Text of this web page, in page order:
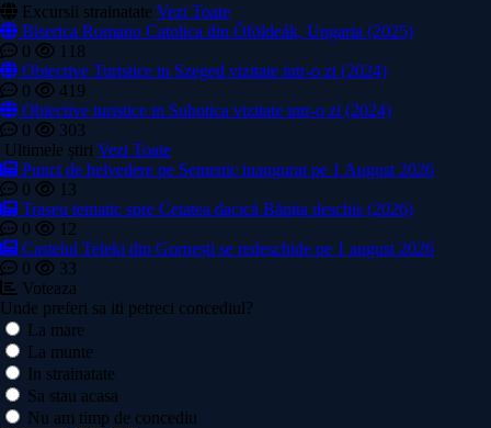
Excursii strainatate Vezi Toate
Biserica Romano Catolica din Óföldeák, Ungaria (2025)
0
118
Obiective Turistice in Szeged vizitate intr-o zi (2024)
0
419
Obiective turistice in Subotica vizitate intr-o zi (2024)
0
303
Ultimele știri Vezi Toate
Punct de belvedere pe Semenic inaugurat pe 1 August 2026
0
13
Traseu tematic spre Cetatea dacică Bănița deschis (2026)
0
12
Castelul Teleki din Gornești se redeschide pe 1 august 2026
0
33
Voteaza
Unde preferi sa iti petreci concediul?
La mare
La munte
In strainatate
Sa stau acasa
Nu am timp de concediu